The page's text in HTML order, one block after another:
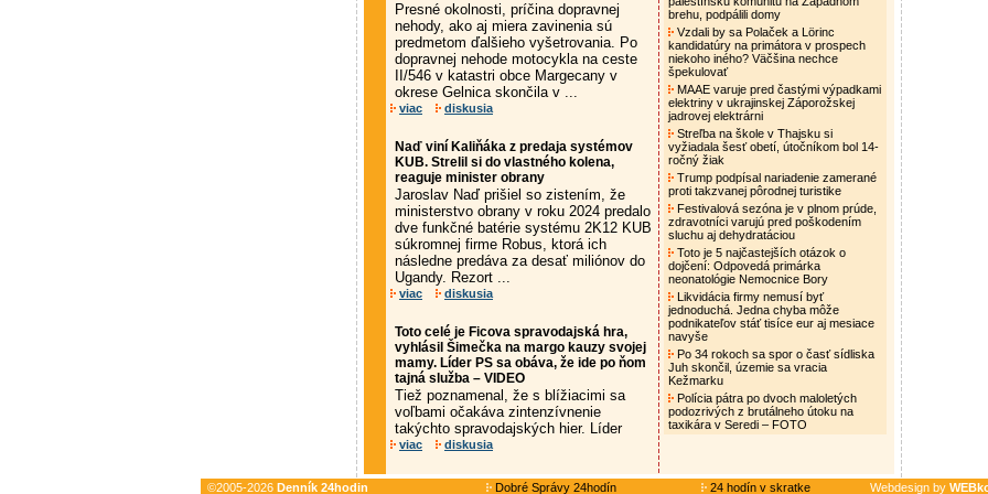
Presné okolnosti, príčina dopravnej
nehody, ako aj miera zavinenia sú
predmetom ďalšieho vyšetrovania. Po
dopravnej nehode motocykla na ceste
II/546 v katastri obce Margecany v
okrese Gelnica skončila v ...
viac diskusia
Naď viní Kaliňáka z predaja systémov
KUB. Strelil si do vlastného kolena,
reaguje minister obrany
Jaroslav Naď prišiel so zistením, že
ministerstvo obrany v roku 2024 predalo
dve funkčné batérie systému 2K12 KUB
súkromnej firme Robus, ktorá ich
následne predáva za desať miliónov do
Ugandy. Rezort ...
viac diskusia
Toto celé je Ficova spravodajská hra,
vyhlásil Šimečka na margo kauzy svojej
mamy. Líder PS sa obáva, že ide po ňom
tajná služba – VIDEO
Tiež poznamenal, že s blížiacimi sa
voľbami očakáva zintenzívnenie
takýchto spravodajských hier. Líder
viac diskusia
brehu, podpálili domy
Vzdali by sa Polaček a Lörinc
kandidatúry na primátora v prospech
niekoho iného? Väčšina nechce
špekulovať
MAAE varuje pred častými výpadkami
elektriny v ukrajinskej Záporožskej
jadrovej elektrárni
Streľba na škole v Thajsku si
vyžiadala šesť obetí, útočníkom bol 14-
ročný žiak
Trump podpísal nariadenie zamerané
proti takzvanej pôrodnej turistike
Festivalová sezóna je v plnom prúde,
zdravotníci varujú pred poškodením
sluchu aj dehydratáciou
Toto je 5 najčastejších otázok o
dojčení: Odpovedá primárka
neonatológie Nemocnice Bory
Likvidácia firmy nemusí byť
jednoduchá. Jedna chyba môže
podnikateľov stáť tisíce eur aj mesiace
navyše
Po 34 rokoch sa spor o časť sídliska
Juh skončil, územie sa vracia
Kežmarku
Polícia pátra po dvoch maloletých
podozrivých z brutálneho útoku na
taxikára v Seredi – FOTO
©2005-2026 Denník 24hodin Dobré Správy 24hodín 24 hodín v skratke Webdesign by